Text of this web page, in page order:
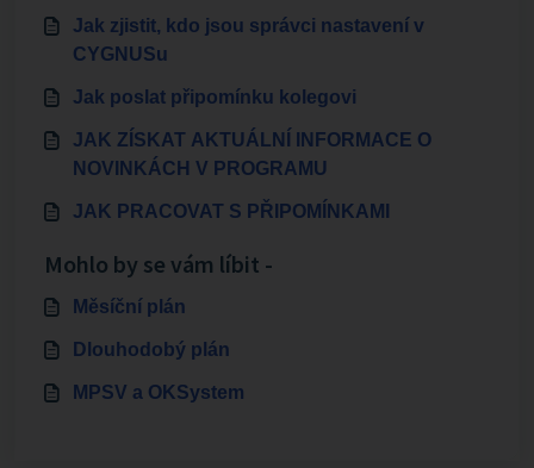
Jak zjistit, kdo jsou správci nastavení v
CYGNUSu
Jak poslat připomínku kolegovi
JAK ZÍSKAT AKTUÁLNÍ INFORMACE O
NOVINKÁCH V PROGRAMU
JAK PRACOVAT S PŘIPOMÍNKAMI
Mohlo by se vám líbit -
Měsíční plán
Dlouhodobý plán
MPSV a OKSystem